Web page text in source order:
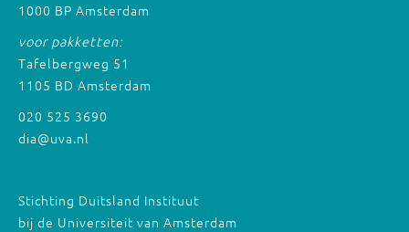
1000 BP Amsterdam
voor pakketten:
Tafelbergweg 51
1105 BD Amsterdam
020 525 3690
dia@uva.nl
Stichting Duitsland Instituut
bij de Universiteit van Amsterdam